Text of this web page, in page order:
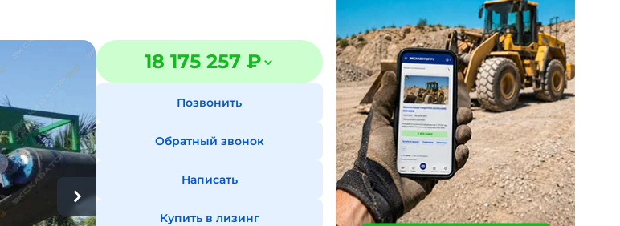
18 175 257 ₽
Позвонить
Обратный звонок
Написать
Купить в лизинг